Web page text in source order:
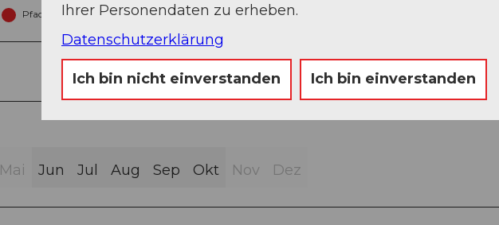
Pfad (74%) Klettersteig (12%)
Mai Jun Jul Aug Sep Okt Nov Dez
Ihrer Personendaten zu erheben.
Datenschutzerklärung
Ich bin nicht einverstanden Ich bin einverstanden